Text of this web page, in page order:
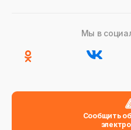
Мы в
Сообщить